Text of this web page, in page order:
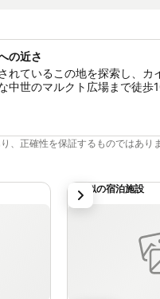
の近さ
れているこの地を探索し、カ
中世のマルクト広場まで徒歩
、正確性を保証するものではあり
類似の宿泊施設
次